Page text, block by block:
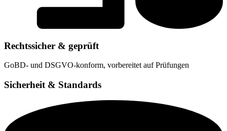
Rechtssicher & geprüft
GoBD- und DSGVO-konform, vorbereitet auf Prüfungen
Sicherheit & Standards